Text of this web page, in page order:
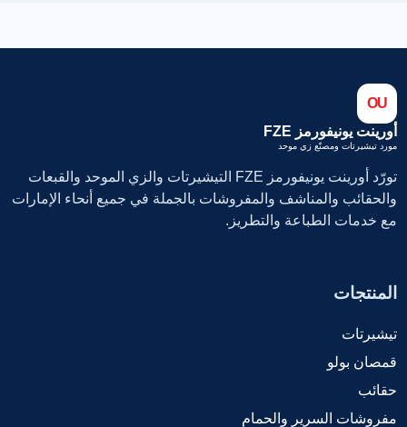
OU
أورينت يونيفورمز FZE
مورد تيشيرتات ومصنّع زي موحد
تورّد أورينت يونيفورمز FZE التيشيرتات والزي الموحد والقبعات
والحقائب والمناشف والمفروشات بالجملة في جميع أنحاء الإمارات
مع خدمات الطباعة والتطريز.
المنتجات
تيشيرتات
قمصان بولو
حقائب
مفروشات السرير والحمام